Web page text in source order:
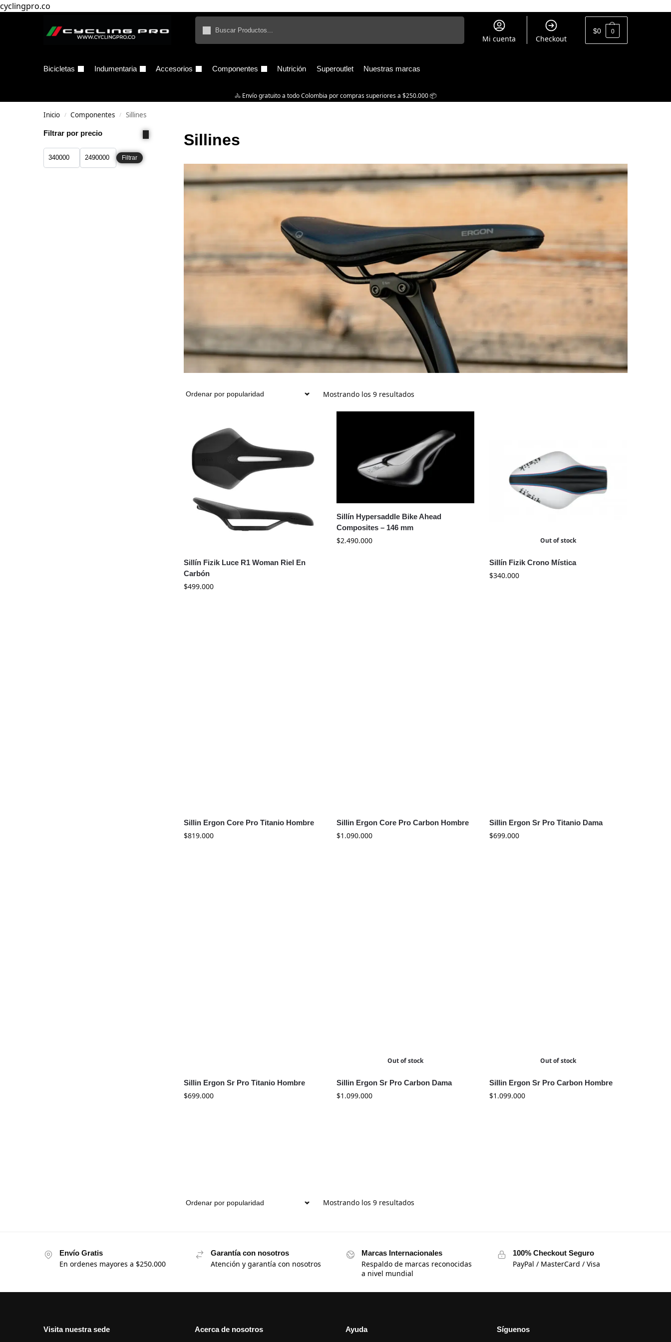
cyclingpro.co
Mi cuenta Checkout
$0 0
Bicicletas Indumentaria Accesorios Componentes Nutrición Superoutlet Nuestras marcas
🚴‍ Envío gratuito a todo Colombia por compras superiores a $250.000 📦
Inicio / Componentes / Sillines
Sillines
Mostrando los 9 resultados
Sillín Fizik Luce R1 Woman Riel En
Carbón
$499.000
Sillín Hypersaddle Bike Ahead
Composites – 146 mm
$2.490.000 Out of stock
Sillín Fizik Crono Mística
$340.000
Sillin Ergon Core Pro Titanio Hombre
$819.000
Sillin Ergon Core Pro Carbon Hombre
$1.090.000
Sillin Ergon Sr Pro Titanio Dama
$699.000
Sillin Ergon Sr Pro Titanio Hombre
$699.000
Out of stock
Sillin Ergon Sr Pro Carbon Dama
$1.099.000
Out of stock
Sillin Ergon Sr Pro Carbon Hombre
$1.099.000
Mostrando los 9 resultados
Filtrar por precio
Filtrar
Envío Gratis
En ordenes mayores a $250.000
Garantía con nosotros
Atención y garantía con nosotros
Marcas Internacionales
Respaldo de marcas reconocidas
a nivel mundial
100% Checkout Seguro
PayPal / MasterCard / Visa
Visita nuestra sede Acerca de nosotros Ayuda Síguenos